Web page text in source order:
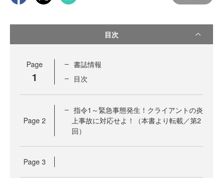
目次
Page
1
書誌情報
目次
Page 2
指令1～緊急事態発生！クライアントの炎
上事故に対応せよ！（本書より転載／第2
回）
Page 3